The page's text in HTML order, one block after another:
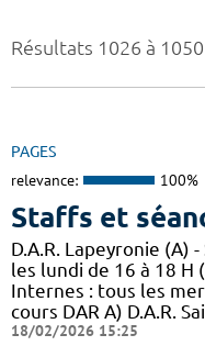
Résultats 1026 à
PAGES
relevance: 100%
Staffs et
D.A.R. Lapeyronie (A)
les lundi de 16 à 18 H
Internes : tous les
cours DAR A) D.A.R.
18/02/2026 15:25